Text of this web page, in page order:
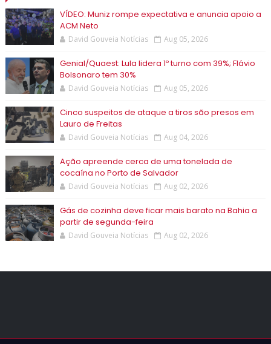
VÍDEO: Muniz rompe expectativa e anuncia apoio a
ACM Neto
David Gouveia Notícias Aug 05, 2026
Genial/Quaest: Lula lidera 1º turno com 39%; Flávio
Bolsonaro tem 30%
David Gouveia Notícias Aug 05, 2026
Cinco suspeitos de ataque a tiros são presos em
Lauro de Freitas
David Gouveia Notícias Aug 04, 2026
Ação apreende cerca de uma tonelada de
cocaína no Porto de Salvador
David Gouveia Notícias Aug 02, 2026
Gás de cozinha deve ficar mais barato na Bahia a
partir de segunda-feira
David Gouveia Notícias Aug 02, 2026